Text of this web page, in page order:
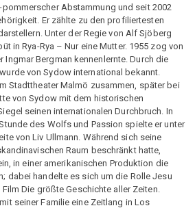
Abstammung und seit 2002
Er zählte zu den profiliertesten
Unter der Regie von Alf Sjöberg
in Rya-Rya – Nur eine Mutter. 1955 zog von
Ingmar Bergman kennenlernte. Durch die
von Sydow international bekannt.
Stadttheater Malmö zusammen, später bei
von Sydow mit dem historischen
seinen internationalen Durchbruch. In
des Wolfs und Passion spielte er unter
von Liv Ullmann. Während sich seine
Raum beschränkt hatte,
in einer amerikanischen Produktion die
dabei handelte es sich um die Rolle Jesu
Film Die größte Geschichte aller Zeiten.
seiner Familie eine Zeitlang in Los